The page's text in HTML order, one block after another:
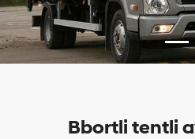
Bbortli tentli